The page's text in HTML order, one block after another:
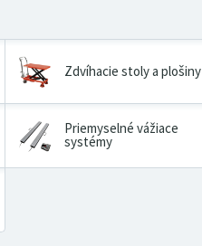
Zdvíhacie stoly a plošiny
Priemyselné vážiace
systémy